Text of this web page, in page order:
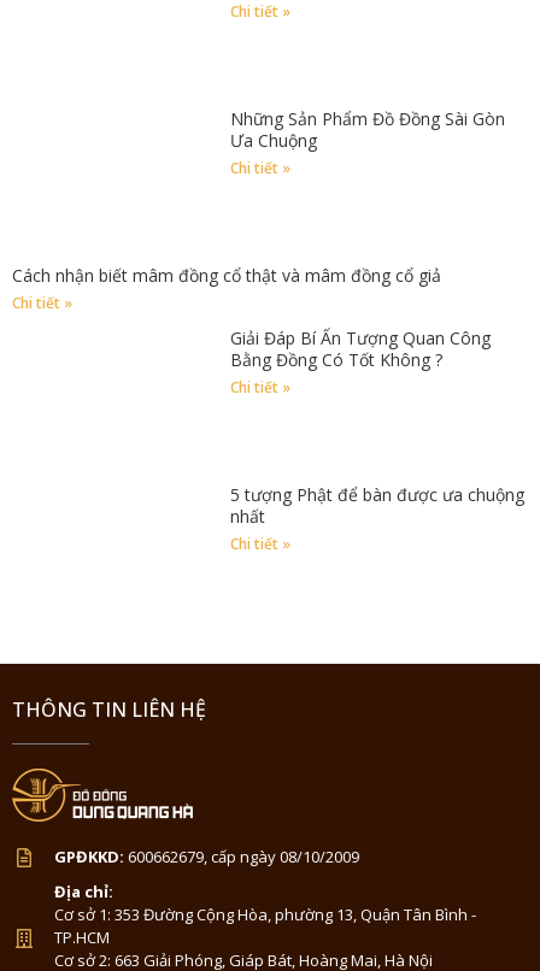
Chi tiết »
Những Sản Phẩm Đồ Đồng Sài Gòn
Ưa Chuộng
Chi tiết »
Cách nhận biết mâm đồng cổ thật và mâm đồng cổ giả
Chi tiết »
Giải Đáp Bí Ẩn Tượng Quan Công
Bằng Đồng Có Tốt Không ?
Chi tiết »
5 tượng Phật để bàn được ưa chuộng
nhất
Chi tiết »
THÔNG TIN LIÊN HỆ
GPĐKKD: 600662679, cấp ngày 08/10/2009
Địa chỉ:
Cơ sở 1: 353 Đường Cộng Hòa, phường 13, Quận Tân Bình -
TP.HCM
Cơ sở 2: 663 Giải Phóng, Giáp Bát, Hoàng Mai, Hà Nội